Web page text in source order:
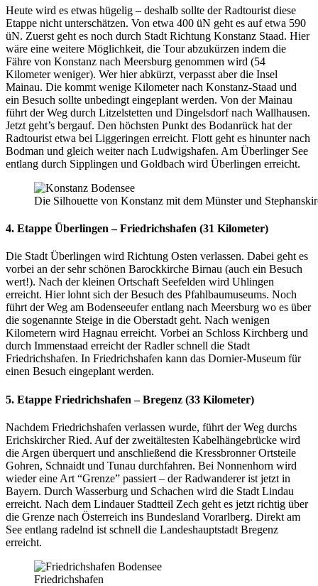
Heute wird es etwas hügelig – deshalb sollte der Radtourist diese
Etappe nicht unterschätzen. Von etwa 400 üN geht es auf etwa 590
üN. Zuerst geht es noch durch Stadt Richtung Konstanz Staad. Hier
wäre eine weitere Möglichkeit, die Tour abzukürzen indem die
Fähre von Konstanz nach Meersburg genommen wird (54
Kilometer weniger). Wer hier abkürzt, verpasst aber die Insel
Mainau. Die kommt wenige Kilometer nach Konstanz-Staad und
ein Besuch sollte unbedingt eingeplant werden. Von der Mainau
führt der Weg durch Litzelstetten und Dingelsdorf nach Wallhausen.
Jetzt geht’s bergauf. Den höchsten Punkt des Bodanrück hat der
Radtourist etwa bei Liggeringen erreicht. Flott geht es hinunter nach
Bodman und gleich weiter nach Ludwigshafen. Am Überlinger See
entlang durch Sipplingen und Goldbach wird Überlingen erreicht.
Die Silhouette von Konstanz mit dem Münster und
4. Etappe Überlingen – Friedrichshafen (31 Kilometer)
Die Stadt Überlingen wird Richtung Osten verlassen. Dabei geht es
vorbei an der sehr schönen Barockkirche Birnau (auch ein Besuch
wert!). Nach der kleinen Ortschaft Seefelden wird Uhlingen
erreicht. Hier lohnt sich der Besuch des Pfahlbaumuseums. Noch
führt der Weg am Bodenseeufer entlang nach Meersburg wo es über
die sogenannte Steige in die Oberstadt geht. Nach wenigen
Kilometern wird Hagnau erreicht. Vorbei an Schloss Kirchberg und
durch Immenstaad erreicht der Radler schnell die Stadt
Friedrichshafen. In Friedrichshafen kann das Dornier-Museum für
einen Besuch eingeplant werden.
5. Etappe Friedrichshafen – Bregenz (33 Kilometer)
Nachdem Friedrichshafen verlassen wurde, führt der Weg durchs
Erichskircher Ried. Auf der zweitältesten Kabelhängebrücke wird
die Argen überquert und anschließend die Kressbronner Ortsteile
Gohren, Schnaidt und Tunau durchfahren. Bei Nonnenhorn wird
wieder eine Art “Grenze” passiert – der Radwanderer ist jetzt in
Bayern. Durch Wasserburg und Schachen wird die Stadt Lindau
erreicht. Nach dem Lindauer Stadtteil Zech geht es jetzt richtig über
die Grenze nach Österreich ins Bundesland Vorarlberg. Direkt am
See entlang radelnd ist schnell die Landeshauptstadt Bregenz
erreicht.
Friedrichshafen